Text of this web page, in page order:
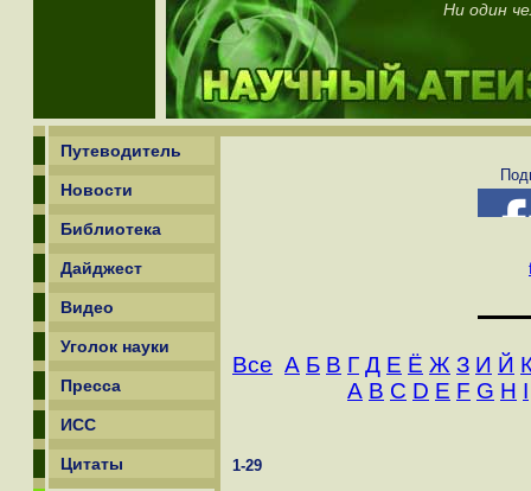
Ни один
Путеводитель
Новости
Библиотека
Дайджест
Видео
Уголок науки
Пресса
ИСС
Цитаты
Все А Б В Г Д Е Ё Ж З И Й
A B C D E F G H I
1-29